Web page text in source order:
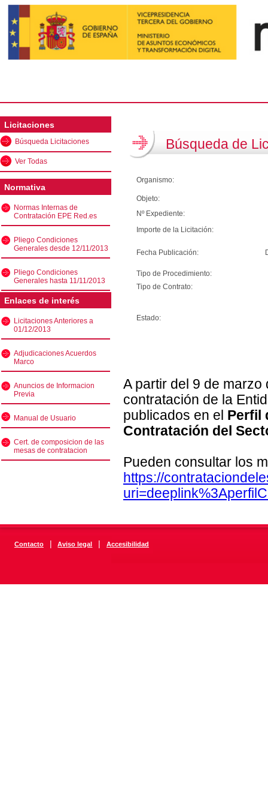
Licitaciones
Búsqueda Licitaciones
Ver Todas
Normativa
Normas Internas de
Contratación EPE Red.es
Pliego Condiciones
Generales desde 12/11/2013
Pliego Condiciones
Generales hasta 11/11/2013
Enlaces de interés
Licitaciones Anteriores a
01/12/2013
Adjudicaciones Acuerdos
Marco
Anuncios de Informacion
Previa
Manual de Usuario
Cert. de composicion de las
mesas de contratacion
Búsqueda de
Organismo:
Objeto:
Nº Expediente:
Importe de la Licitación:
Fecha Publicación:
Tipo de Procedimiento:
Tipo de Contrato:
Estado:
A partir del 9 de
contratación de la
publicados en el Perfil
Contratación del
Pueden consultar los
https://
Contacto | Aviso legal | Accesibilidad